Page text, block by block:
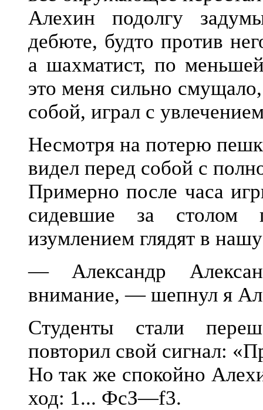
Алехин подолгу
дебюте, будто против
а шахматист, по
это меня сильно
собой, играл с
Несмотря на потерю
видел перед собой с
Примерно после часа
сидевшие за столом
изумлением глядят в
— Александр
внимание, — шепнул я
Студенты стали
повторил свой сигнал:
Но так же спокойно
ход: 1... ФсЗ—f3.